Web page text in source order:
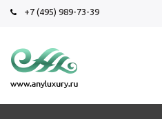
+7 (495) 989-73-39